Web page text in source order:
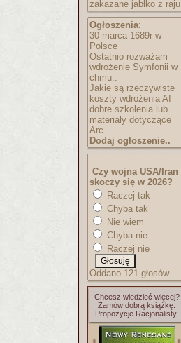
zakazane jabłko z raju
Ogłoszenia:
30 marca 1689r w
Polsce
Ostatnio rozważam
wdrożenie Symfonii w
chmu..
Jakie są rzeczywiste
koszty wdrożenia AI
dobre szkolenia lub
materiały dotyczące
Arc..
Dodaj ogłoszenie..
Czy wojna USA/Iran
skoczy się w 2026?
Raczej tak
Chyba tak
Nie wiem
Chyba nie
Raczej nie
Oddano 121 głosów.
Chcesz wiedzieć więcej?
Zamów dobrą książkę.
Propozycje Racjonalisty: